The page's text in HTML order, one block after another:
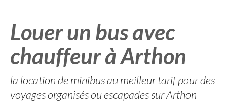
Louer un bus avec
chauffeur à Arthon
la location de minibus au meilleur tarif pour des
voyages organisés ou escapades sur Arthon